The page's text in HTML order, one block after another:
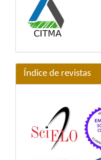
Índice de revistas